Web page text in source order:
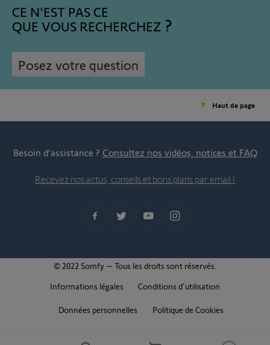
CE N'EST PAS CE
QUE VOUS RECHERCHEZ
Posez votre question
Haut de page
Besoin d’assistance ? Consultez nos vidéos, notices et FAQ
Recevez nos actus, conseils et bons plans par email !
© 2022 Somfy – Tous les droits sont réservés.
Informations légales
Conditions d'utilisation
Données personnelles Politique de Cookies